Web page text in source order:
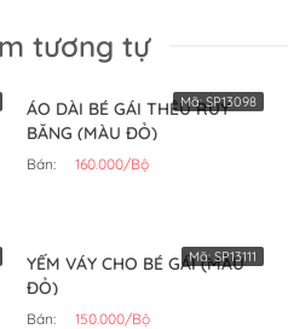
tương tự
ÁO DÀI BÉ GÁI THÊU RUY
BĂNG (MÀU ĐỎ)
Bán: 160.000/Bộ
Mã:SP13098
YẾM VÁY CHO BÉ GÁI (MÀU
ĐỎ)
Bán: 150.000/Bộ
Mã:SP13111